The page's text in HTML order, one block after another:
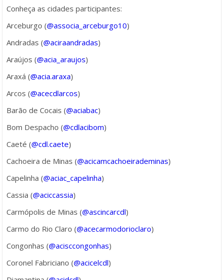
Conheça as cidades participantes:
Arceburgo (@associa_arceburgo10)
Andradas (@aciraandradas)
Araújos (@acia_araujos)
Araxá (@acia.araxa)
Arcos (@acecdlarcos)
Barão de Cocais (@aciabac)
Bom Despacho (@cdlacibom)
Caeté (@cdl.caete)
Cachoeira de Minas (@acicamcachoeirademinas)
Capelinha (@aciac_capelinha)
Cassia (@aciccassia)
Carmópolis de Minas (@ascincarcdl)
Carmo do Rio Claro (@acecarmodorioclaro)
Congonhas (@acisccongonhas)
Coronel Fabriciano (@acicelcdl)